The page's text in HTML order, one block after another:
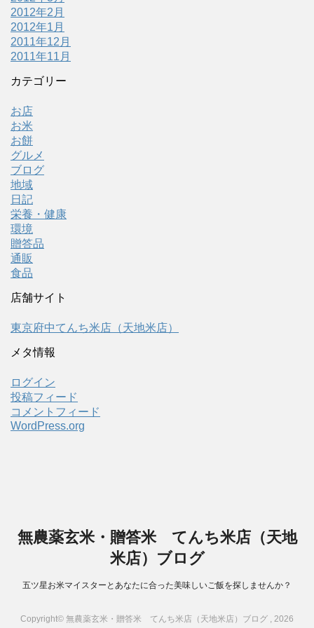
2012年2月
2012年1月
2011年12月
2011年11月
カテゴリー
お店
お米
お餅
グルメ
ブログ
地域
日記
栄養・健康
環境
贈答品
通販
食品
店舗サイト
東京府中てんち米店（天地米店）
メタ情報
ログイン
投稿フィード
コメントフィード
WordPress.org
無農薬玄米・贈答米 てんち米店（天地
米店）ブログ
五ツ星お米マイスターとあなたに合った美味しいご飯を探しませんか？
Copyright© 無農薬玄米・贈答米 てんち米店（天地米店）ブログ , 2026